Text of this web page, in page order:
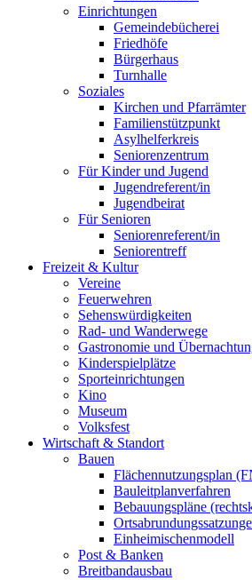
Einrichtungen
Gemeindebücherei
Friedhöfe
Bürgerhaus
Turnhalle
Soziales
Kirchen und Pfarrämter
Familienstützpunkt
Asylhelferkreis
Seniorenzentrum
Für Kinder und Jugend
Jugendreferent/in
Jugendbeirat
Für Senioren
Seniorenreferent/in
Seniorentreff
Freizeit & Kultur
Vereine
Feuerwehren
Sehenswürdigkeiten
Rad- und Wanderwege
Gastronomie und
Kinderspielplätze
Sporteinrichtungen
Kino
Museum
Volksfest
Wirtschaft & Standort
Bauen
Flächennutzungsplan
Bauleitplanverfahren
Bebauungspläne
Einheimischenmodell
Post & Banken
Breitbandausbau